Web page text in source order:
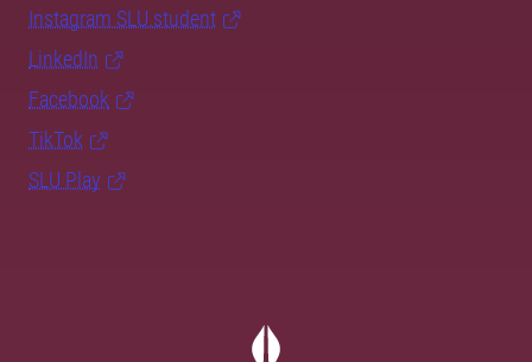
Instagram SLU.student
LinkedIn
Facebook
TikTok
SLU Play